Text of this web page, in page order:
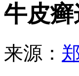
牛皮
来源：